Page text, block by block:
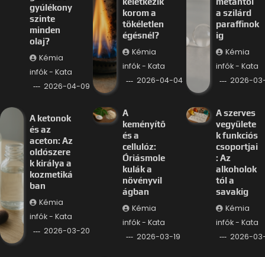
gyúlékony
szinte
minden
olaj?
Kémia
infók - Kata
2026-04-09
korom a
tökéletlen
égésnél?
Kémia
infók - Kata
2026-04-04
a szilárd
paraffinok
ig
Kémia
infók - Kata
2026-
A ketonok
és az
aceton: Az
oldószere
k királya a
kozmetiká
ban
Kémia
infók - Kata
2026-03-20
A
keményítő
és a
cellulóz:
Óriásmole
kulák a
növényvil
ágban
Kémia
infók - Kata
2026-03-19
A szerves
vegyülete
k funkciós
csoportjai
: Az
alkoholok
tól a
savakig
Kémia
infók - Kata
2026-